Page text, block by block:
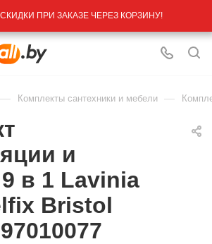
ПРИ ЗАКАЗЕ ЧЕРЕЗ КОРЗИНУ!
— Комплекты сантехники и мебели —
и
в 1 Lavinia
Bristol